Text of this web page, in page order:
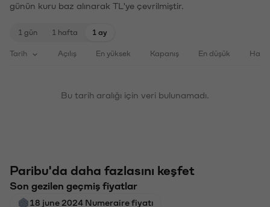
günün kuru baz alınarak TL'ye çevrilmiştir.
1 gün 1 hafta 1 ay
Tarih Açılış En yüksek Kapanış En düşük
Bu tarih aralığı için veri bulunamadı.
Paribu'da daha fazlasını keşfet
Son gezilen geçmiş fiyatlar
18 june 2024 Numeraire fiyatı